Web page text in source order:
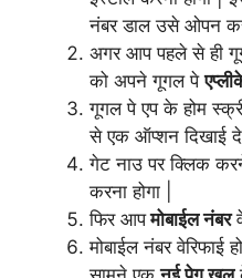
नंबर डाल उसे ओपन कर
अगर आप पहले से ही
को अपने गूगल पे
गूगल पे एप के होम
से एक ऑप्शन दिखाई
गेट नाउ पर क्लिक
करना होगा |
फिर आपमोबाईल नंबर
मोबाईल नंबर